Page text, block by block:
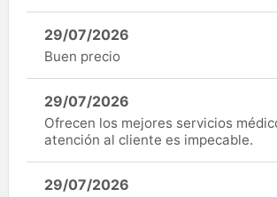
29/07/2026
Buen precio
29/07/2026
Ofrecen los mejores servicios
atención al cliente es impecable.
29/07/2026